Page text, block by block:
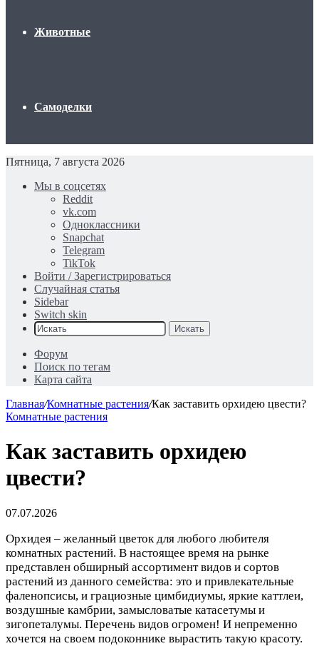
Животные
Самоделки
Пятница, 7 августа 2026
Мы в соцсетях
Reddit
vk.com
Одноклассники
Snapchat
Telegram
TikTok
Войти / Зарегистрироваться
Случайная статья
Sidebar
Switch skin
Искать
Форум
Поиск по тегам
Карта сайта
Главная/Комнатные растения/Как заставить орхидею цвести?
Комнатные растения
Как заставить орхидею
цвести?
07.07.2026
Орхидея – желанный цветок для любого любителя
комнатных растений. В настоящее время на рынке
представлен обширный ассортимент видов и сортов
растений из данного семейства: это и привлекательные
фаленопсисы, и грациозные цимбидиумы, яркие каттлеи,
воздушные камбрии, замысловатые катасетумы и
зигопеталумы. Перечень видов огромен! И непременно
хочется на своем подоконнике вырастить такую красоту.